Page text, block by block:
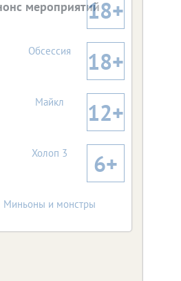
мероприятий18+
Обсессия 18+
Майкл 12+
Холоп 3 6+
Миньоны и монстры